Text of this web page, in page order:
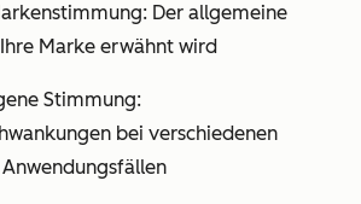
Der allgemeine
Marke erwähnt wird
Stimmung:
bei verschiedenen